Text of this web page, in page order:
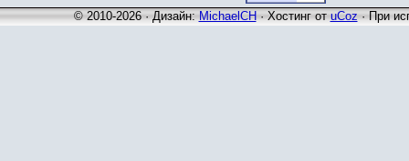
© 2010-2026 · Дизайн: MichaelCH · Хостинг от uCoz · При